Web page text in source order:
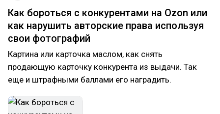
Как бороться с конкурентами на Ozon или
как нарушить авторские права используя
свои фотографий
Картина или карточка маслом, как снять
продающую карточку конкурента из выдачи. Так
еще и штрафными баллами его наградить.